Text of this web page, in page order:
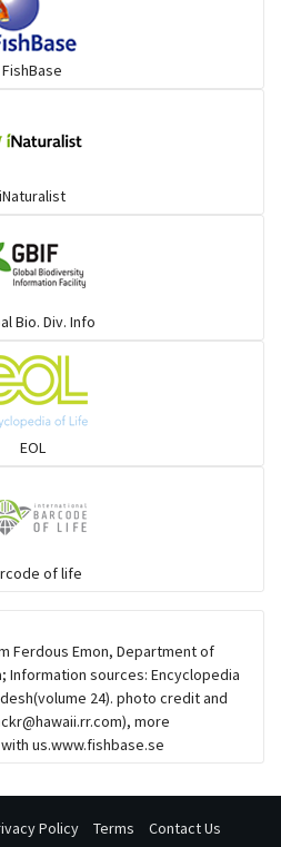
FishBase
iNaturalist
Bio. Div. Info
EOL
of life
Ferdous Emon, Department of
Information sources: Encyclopedia
24). photo credit and
), more
us.www.fishbase.se
Policy Terms Contact Us